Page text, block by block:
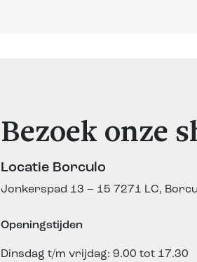
Bezoek onze
Locatie Borculo
Jonkerspad 13 – 15 7271 LC,
Openingstijden
Dinsdag t/m vrijdag: 9.00 tot 17.30